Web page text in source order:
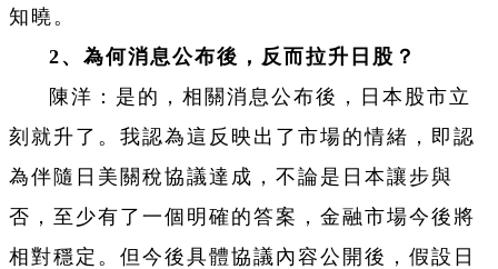
知曉。
2、為何消息公布後，反而拉升日股？
陳洋：是的，相關消息公布後，日本股市立
刻就升了。我認為這反映出了市場的情緒，即認
為伴隨日美關稅協議達成，不論是日本讓步與
否，至少有了一個明確的答案，金融市場今後將
相對穩定。但今後具體協議內容公開後，假設日